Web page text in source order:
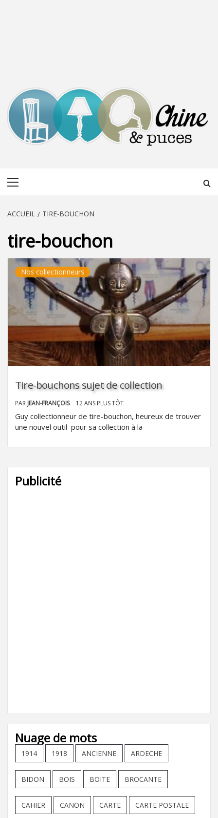
ACCUEIL TIRE-BOUCHON
tire-bouchon
Nos collectionneurs
Tire-bouchons sujet de collection
PAR JEAN-FRANÇOIS 12 ANS PLUS TÔT
Guy collectionneur de tire-bouchon, heureux de trouver
une nouvel outil pour sa collection à la
Publicité
Nuage de mots
1914 1918 ANCIENNE ARDECHE
BIDON BOIS BOITE BROCANTE
CAHIER CANON CARTE CARTE POSTALE